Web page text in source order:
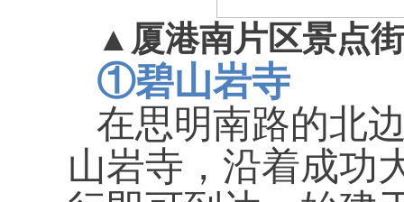
▲ 厦港南片区景点
①碧山岩寺
在思明南路的北
山岩寺，沿着成功